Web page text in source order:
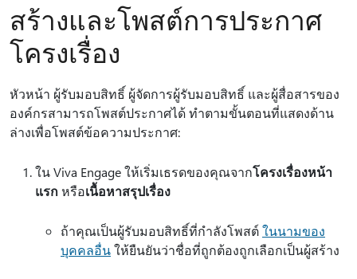
สร้างและโพสต์การประกาศ
โครงเรื่อง
หัวหน้า ผู้รับมอบสิทธิ์ ผู้จัดการผู้รับมอบสิทธิ์ และผู้สื่อสารของ
องค์กรสามารถโพสต์ประกาศได้ ทําตามขั้นตอนที่แสดงด้าน
ล่างเพื่อโพสต์ข้อความประกาศ:
ใน Viva Engage ให้เริ่มเธรดของคุณจากโครงเรื่องหน้า
แรกหรือเนื้อหาสรุปเรื่อง
ถ้าคุณเป็นผู้รับมอบสิทธิ์ที่กําลังโพสต์ในนามของ
บุคคลอื่นให้ยืนยันว่าชื่อที่ถูกต้องถูกเลือกเป็นผู้สร้าง